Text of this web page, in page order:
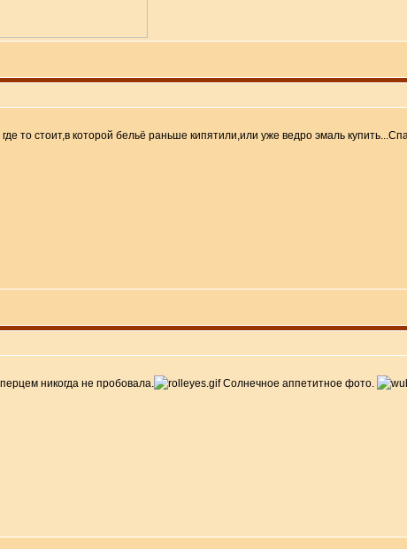
то стоит,в которой бельё раньше кипятили,или уже ведро эмаль
никогда не пробовала.
Солнечное аппетитное фото.